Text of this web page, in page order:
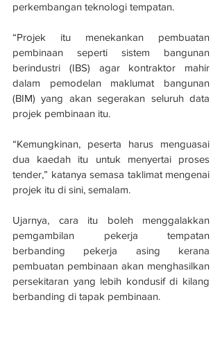
perkembangan teknologi tempatan.
“Projek itu menekankan pembuatan
pembinaan seperti sistem bangunan
berindustri (IBS) agar kontraktor mahir
dalam pemodelan maklumat bangunan
(BIM) yang akan segerakan seluruh data
projek pembinaan itu.
“Kemungkinan, peserta harus menguasai
dua kaedah itu untuk menyertai proses
tender,” katanya semasa taklimat me­ngenai
projek itu di sini, semalam.
Ujarnya, cara itu boleh menggalakkan
pemgambilan pekerja tempatan
berbanding pekerja asing kerana
pembuatan pembinaan akan menghasilkan
persekitaran yang lebih kondusif di kilang
berbanding di tapak pembinaan.